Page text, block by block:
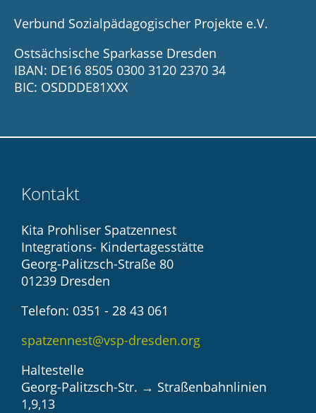
Verbund Sozialpädagogischer Projekte e.V.
Ostsächsische Sparkasse Dresden
IBAN: DE16 8505 0300 3120 2370 34
BIC: OSDDDE81XXX
Kontakt
Kita Prohliser Spatzennest
Integrations- Kindertagesstätte
Georg-Palitzsch-Straße 80
01239 Dresden
Telefon: 0351 - 28 43 061
spatzennest@vsp-dresden.org
Haltestelle
Georg-Palitzsch-Str. → Straßenbahnlinien
1,9,13